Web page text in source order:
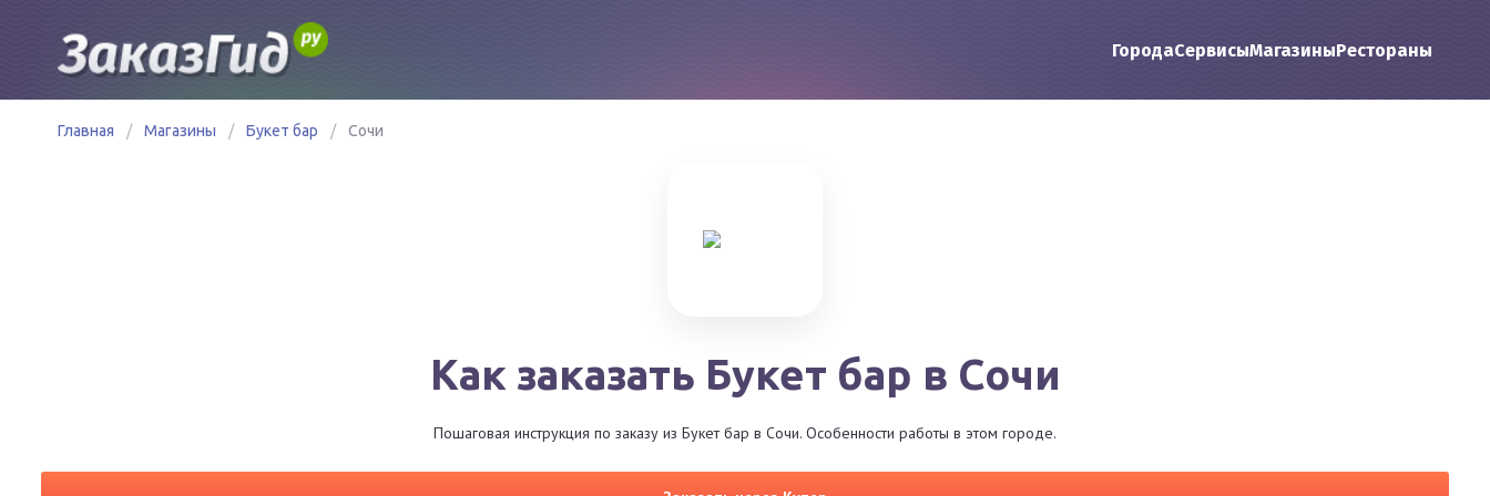
ГородаСервисыМагазиныРестораны
Главная / Магазины / Букет бар / Сочи
Как заказать Букет бар в Сочи
Пошаговая инструкция по заказу из Букет бар в Сочи. Особенности работы в этом городе.